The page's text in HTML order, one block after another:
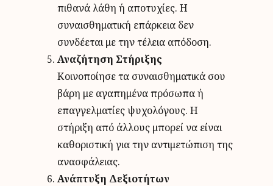
πιθανά λάθη ή αποτυχίες. Η
συναισθηματική επάρκεια δεν
συνδέεται με την τέλεια απόδοση.
Αναζήτηση Στήριξης
Κοινοποίησε τα συναισθηματικά σου
βάρη με αγαπημένα πρόσωπα ή
επαγγελματίες ψυχολόγους. Η
στήριξη από άλλους μπορεί να είναι
καθοριστική για την αντιμετώπιση της
ανασφάλειας.
Ανάπτυξη Δεξιοτήτων